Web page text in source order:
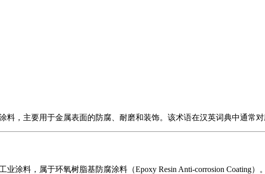
料，主要用于金属表面的防腐、耐磨和装饰。该术语在汉英词典中通常对
业涂料，属于环氧树脂基防腐涂料（Epoxy Resin Anti-corrosion Coating